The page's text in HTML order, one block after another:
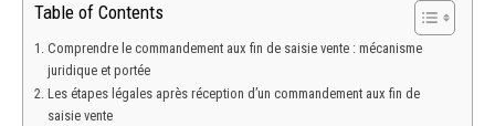
Table of Contents
Comprendre le commandement aux fin de saisie vente : mécanisme
juridique et portée
Les étapes légales après réception d’un commandement aux fin de
saisie vente